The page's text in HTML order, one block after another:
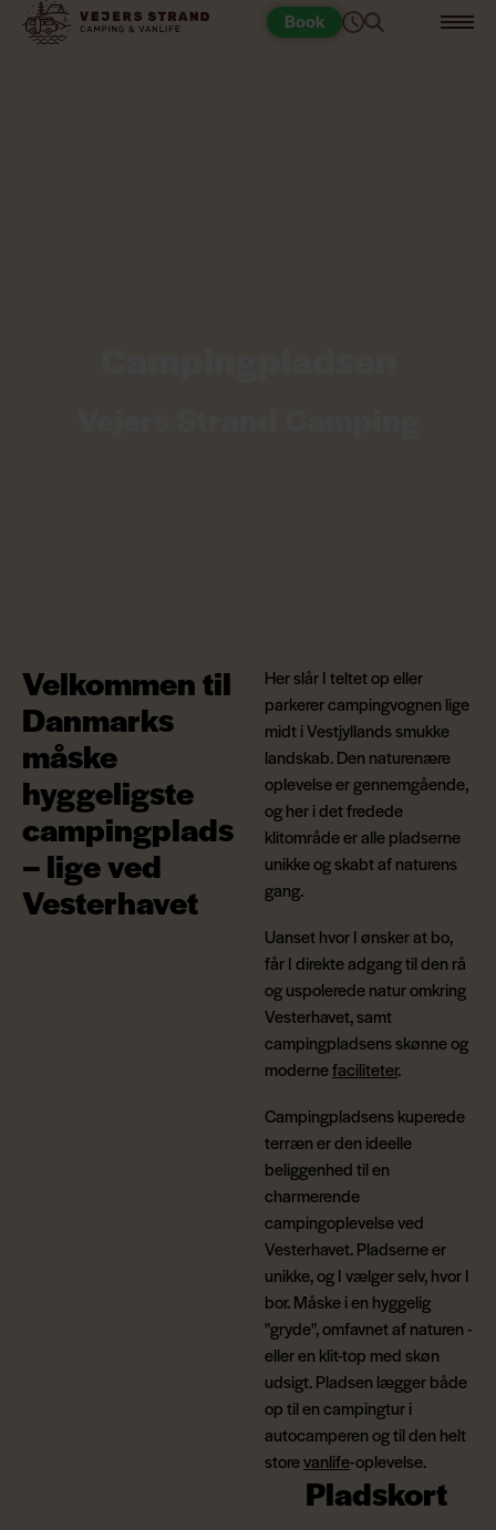
Book
Velkommen til
Danmarks
måske
hyggeligste
campingplads
– lige ved
Vesterhavet
Her slår I teltet op eller
parkerer campingvognen lige
midt i Vestjyllands smukke
landskab. Den naturenære
oplevelse er gennemgående,
og her i det fredede
klitområde er alle pladserne
unikke og skabt af naturens
gang.
Uanset hvor I ønsker at bo,
får I direkte adgang til den rå
og uspolerede natur omkring
Vesterhavet, samt
campingpladsens skønne og
modernefaciliteter.
Campingpladsens kuperede
terræn er den ideelle
beliggenhed til en
charmerende
campingoplevelse ved
Vesterhavet. Pladserne er
unikke, og I vælger selv, hvor I
bor. Måske i en hyggelig
"gryde", omfavnet af naturen -
eller en klit-top med skøn
udsigt. Pladsen lægger både
op til en campingtur i
autocamperen og til den helt
storevanlife-oplevelse.
Pladskort